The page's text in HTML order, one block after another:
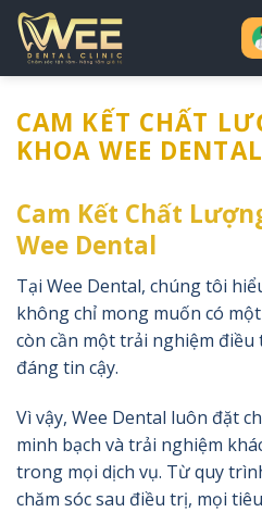
Skip
content
CAM KẾT CHẤT
KHOA WEE DENTAL
Cam Kết Chất
Wee Dental
Tại Wee Dental, chúng tôi
không chỉ mong muốn có
còn cần một trải nghiệm
đáng tin cậy.
Vì vậy, Wee Dental luôn đặt
minh bạch và trải nghiệm
trong mọi dịch vụ. Từ quy
chăm sóc sau điều trị, mọi